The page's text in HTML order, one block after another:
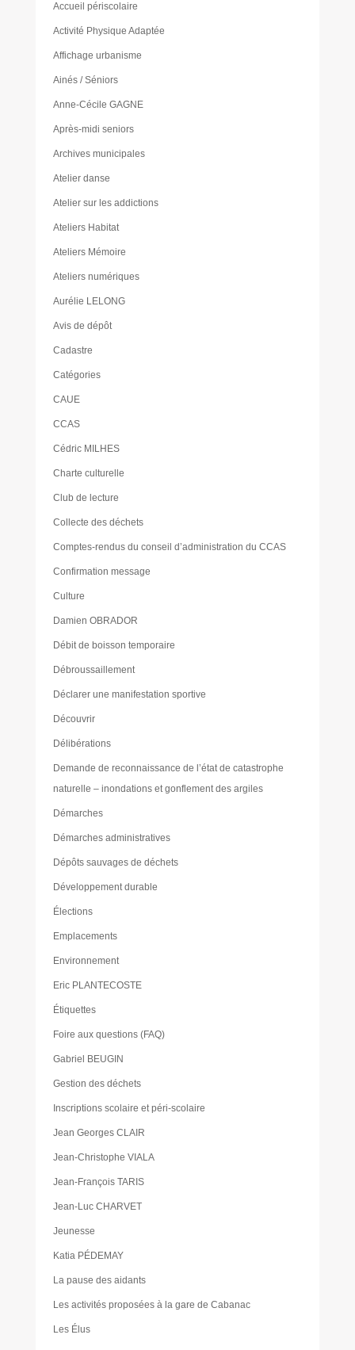
Accueil périscolaire
Activité Physique Adaptée
Affichage urbanisme
Ainés / Séniors
Anne-Cécile GAGNE
Après-midi seniors
Archives municipales
Atelier danse
Atelier sur les addictions
Ateliers Habitat
Ateliers Mémoire
Ateliers numériques
Aurélie LELONG
Avis de dépôt
Cadastre
Catégories
CAUE
CCAS
Cédric MILHES
Charte culturelle
Club de lecture
Collecte des déchets
Comptes-rendus du conseil d’administration du CCAS
Confirmation message
Culture
Damien OBRADOR
Débit de boisson temporaire
Débroussaillement
Déclarer une manifestation sportive
Découvrir
Délibérations
Demande de reconnaissance de l’état de catastrophe
naturelle – inondations et gonflement des argiles
Démarches
Démarches administratives
Dépôts sauvages de déchets
Développement durable
Élections
Emplacements
Environnement
Eric PLANTECOSTE
Étiquettes
Foire aux questions (FAQ)
Gabriel BEUGIN
Gestion des déchets
Inscriptions scolaire et péri-scolaire
Jean Georges CLAIR
Jean-Christophe VIALA
Jean-François TARIS
Jean-Luc CHARVET
Jeunesse
Katia PÉDEMAY
La pause des aidants
Les activités proposées à la gare de Cabanac
Les Élus